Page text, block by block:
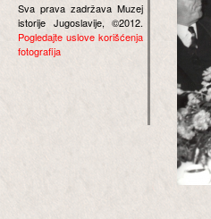
Sva prava zadržava Muzej
istorije Jugoslavije, ©2012.
Pogledajte uslove korišćenja
fotografija